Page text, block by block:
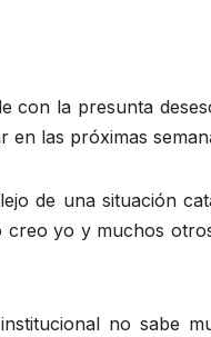
con la presunta
en las próximas
de una situación
creo yo y muchos
no sabe